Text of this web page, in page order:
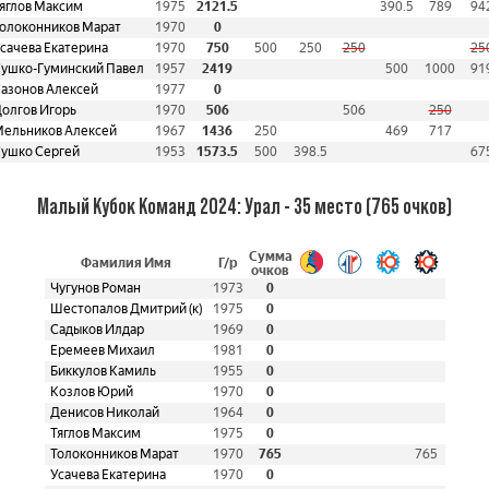
Максим
1975 2121.5 390.5 789
Марат
1970
0
Екатерина
1970 750 500 250 250
Гуминский Павел
1957 2419 500 1000
Алексей
1977
0
Игорь
1970 506 506
250
Алексей
1967 1436 250 469
717
Сергей
1953 1573.5 500 398.5
Малый Кубок Команд 2024: Урал - 35 место (765 очков)
Фамилия Имя Г/р
Сумма
очков
Чугунов Роман
1973
0
Шестопалов Дмитрий (к)
1975
0
Садыков Илдар
1969
0
Еремеев Михаил
1981
0
Биккулов Камиль
1955
0
Козлов Юрий
1970
0
Денисов Николай
1964
0
Тяглов Максим
1975
0
Толоконников Марат
1970 765
765
Усачева Екатерина
1970
0